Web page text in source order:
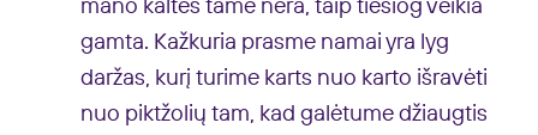
mano kaltės tame nėra, taip tiesiog veikia
gamta. Kažkuria prasme namai yra lyg
daržas, kurį turime karts nuo karto išravėti
nuo piktžolių tam, kad galėtume džiaugtis